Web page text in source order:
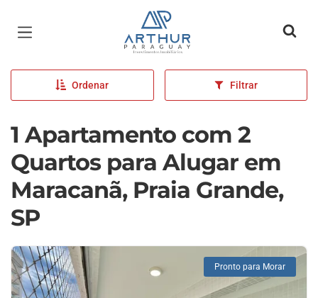
Página inicial
Ordenar Filtrar
1 Apartamento com 2
Quartos para Alugar em
Maracanã, Praia Grande,
SP
Pronto para Morar